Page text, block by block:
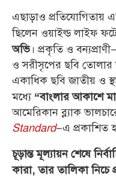
এছাড়াও প্রতিযোগিতায়
ছিলেন ওয়াইল্ড লাইফ
অভি। প্রকৃতি ও
ও সরীসৃপের ছবি তোলার
একাধিক ছবি জাতীয় ও
মধ্যে “বাংলার আকাশে
আমেরিকান ব্ল্যাক
Standard–এ প্রকাশিত
চূড়ান্ত মূল্যায়ন শেষে
কারা, তার তালিকা